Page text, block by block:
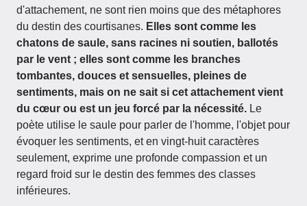
d'attachement, ne sont rien moins que des métaphores
du destin des courtisanes. Elles sont comme les
chatons de saule, sans racines ni soutien, ballotés
par le vent ; elles sont comme les branches
tombantes, douces et sensuelles, pleines de
sentiments, mais on ne sait si cet attachement vient
du cœur ou est un jeu forcé par la nécessité. Le
poète utilise le saule pour parler de l'homme, l'objet pour
évoquer les sentiments, et en vingt-huit caractères
seulement, exprime une profonde compassion et un
regard froid sur le destin des femmes des classes
inférieures.